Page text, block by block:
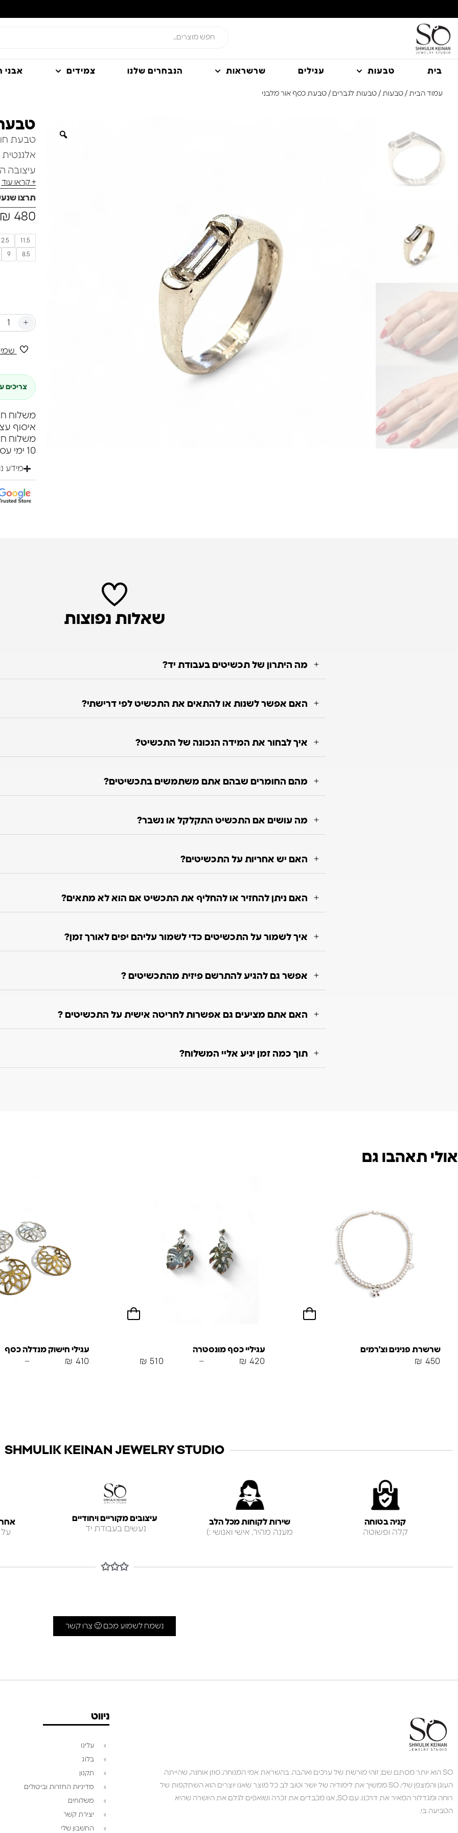
בית טבעות עגילים שרשראות הנבחרים שלנו צמידים אבני
עמוד הבית / טבעות / טבעות לגברים / טבעת כסף אור מלבני
טבעת
אלגנטית
עיצובה
ולכל רגע
במרכזה
מבלי
+ קראו עוד
תרצו
480
11.5
8.5
9
+
צריכים
משלוח חינם
איסוף
10 ימי עסקים.
מידע
שאלות נפוצות
מה היתרון של תכשיטים בעבודת יד?
האם אפשר לשנות או להתאים את התכשיט לפי דרישתי?
איך לבחור את המידה הנכונה של התכשיט?
מהם החומרים שבהם אתם משתמשים בתכשיטים?
מה עושים אם התכשיט התקלקל או נשבר?
האם יש אחריות על התכשיטים?
האם ניתן להחזיר או להחליף את התכשיט אם הוא לא מתאים?
איך לשמור על התכשיטים כדי לשמור עליהם יפים לאורך זמן?
אפשר גם להגיע להתרשם פיזית מהתכשיטים ?
האם אתם מציעים גם אפשרות לחריטה אישית על התכשיטים ?
תוך כמה זמן יגיע אליי המשלוח?
אולי תאהבו גם
שרשרת פנינים וצ'רמים
₪ 450
עגיליי כסף מונסטרה
₪ 420
–
₪ 510
עגילי חישוק מנדלה כסף
₪ 410
–
SHMULIK KEINAN JEWELRY STUDIO
קניה בטוחה
קלה ופשוטה
שירות לקוחות מכל הלב
מענה מהיר, אישי ואנושי :)
עיצובים מקוריים ויחודיים
נעשים בעבודת יד
אחריות
✩✩✩
נשמח לשמוע מכם 🙂 צרו קשר
SO הוא יותר מסתם שם; זוהי מורשת של ערכים ואהבה. בהשראת אמי המנוחה, סוזן אוחנה, שהייתה
העוגן והמצפן שלי, SO ממשיך את לימודיה של יושר וטוב לב. כל מוצר שאנו יוצרים הוא השתקפות של
רוחה ומגדלור המאיר את דרכנו. עם SO, אנו מכבדים את זכרה ושואפים לגלם את היושרה שהיא
הטביעה בי.
ניווט
עלינו
בלוג
תקנון
מדיניות החזרות וביטולים
משלוחים
יצירת קשר
החשבון שלי